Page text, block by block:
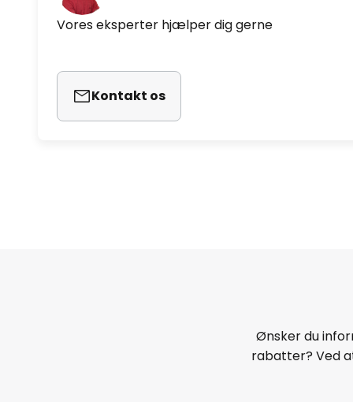
Vores eksperter hjælper dig gerne
Kontakt os
Ønsker du
rabatter? Ved